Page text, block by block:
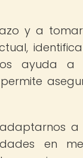
y a tomar
ayuda a
a
en